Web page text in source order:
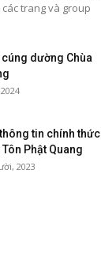
trang và group
dường Chùa
tin chính thức
Phật Quang
2023